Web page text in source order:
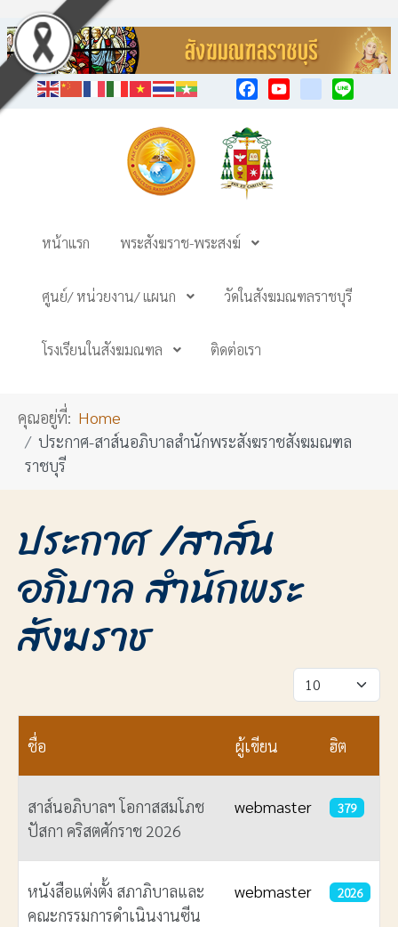
หน้าแรก พระสังฆราช-พระสงฆ์
ศูนย์/ หน่วยงาน/ แผนก วัดในสังฆมณฑลราชบุรี
โรงเรียนในสังฆมณฑล ติดต่อเรา
คุณอยู่ที่: Home
ประกาศ-สาส์นอภิบาลสำนักพระสังฆราชสังฆมณฑล
ราชบุรี
ประกาศ /สาส์น
อภิบาล สำนักพระ
สังฆราช
แสดง #
ชื่อ ผู้เขียน ฮิต
สาส์นอภิบาลฯ โอกาสสมโภช
ปัสกา คริสตศักราช 2026
webmaster 379
หนังสือแต่งตั้ง สภาภิบาลและ
คณะกรรมการดำเนินงานซีน
webmaster 2026